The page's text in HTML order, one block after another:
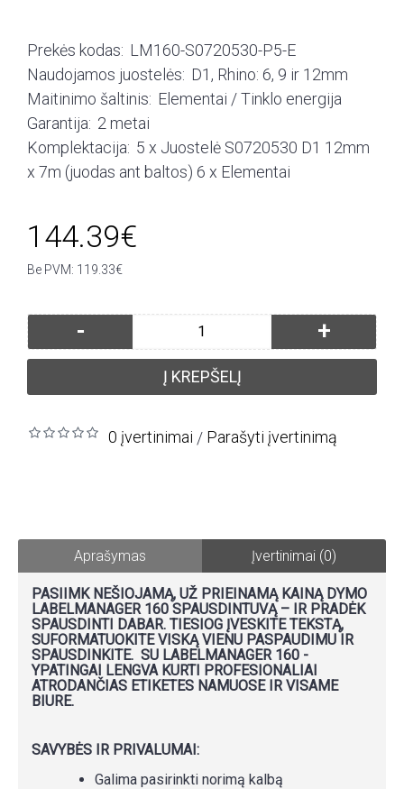
Prekės kodas: LM160-S0720530-P5-E
Naudojamos juostelės: D1, Rhino: 6, 9 ir 12mm
Maitinimo šaltinis: Elementai / Tinklo energija
Garantija: 2 metai
Komplektacija: 5 x Juostelė S0720530 D1 12mm
x 7m (juodas ant baltos) 6 x Elementai
144.39€
Be PVM: 119.33€
- +
Į KREPŠELĮ
0 įvertinimai / Parašyti įvertinimą
Aprašymas Įvertinimai (0)
PASIIMK NEŠIOJAMĄ, UŽ PRIEINAMĄ KAINĄ DYMO
LABELMANAGER 160 SPAUSDINTUVĄ – IR PRADĖK
SPAUSDINTI DABAR. TIESIOG ĮVESKITE TEKSTĄ,
SUFORMATUOKITE VISKĄ VIENU PASPAUDIMU IR
SPAUSDINKITE. SU LABELMANAGER 160 -
YPATINGAI LENGVA KURTI PROFESIONALIAI
ATRODANČIAS ETIKETES NAMUOSE IR VISAME
BIURE.
SAVYBĖS IR PRIVALUMAI:
Galima pasirinkti norimą kalbą